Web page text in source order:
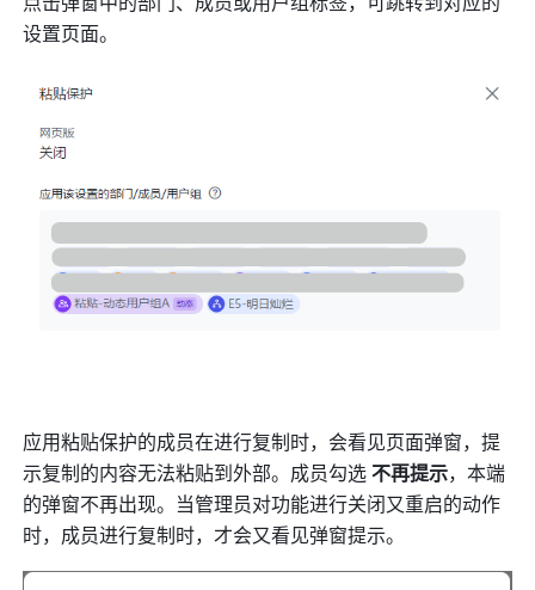
设置页面。
应用粘贴保护的成员在进行复制时，会看见页面弹窗，提
示复制的内容无法粘贴到外部。成员勾选 不再提示，本端
的弹窗不再出现。当管理员对功能进行关闭又重启的动作
时，成员进行复制时，才会又看见弹窗提示。